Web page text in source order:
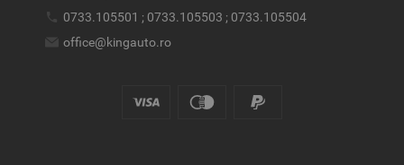
0733.105501 ; 0733.105503 ; 0733.105504
office@kingauto.ro